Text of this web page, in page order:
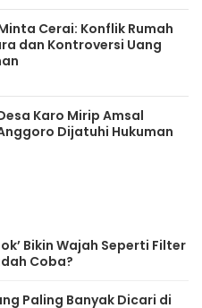
Cerai: Konflik Rumah
dan Kontroversi Uang
Karo Mirip Amsal
Dijatuhi Hukuman
Bikin Wajah Seperti Filter
Coba?
Paling Banyak Dicari di